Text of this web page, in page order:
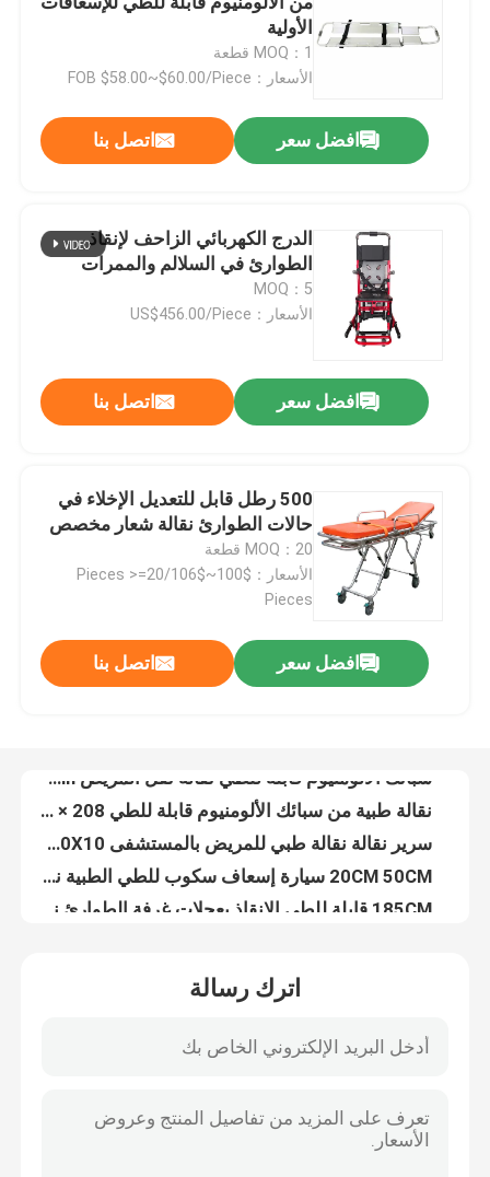
المنزل
فيديوهات
جولة في المصنع
مراقبة الجودة
الأولية
MOQ：1 قطعة
الأسعار：FOB $58.00~$60.00/Piece
افضل سعر اتصل بنا
الدرج الكهربائي الزاحف لإنقاذ
الطوارئ في السلالم والممرات
MOQ：5
الأسعار：US$456.00/Piece
افضل سعر اتصل بنا
500 رطل قابل للتعديل الإخلاء في
حالات الطوارئ نقالة شعار مخصص
MOQ：20 قطعة
الأسعار：$100~$106/Pieces >=20
Pieces
افضل سعر اتصل بنا
نقالة سيارة إسعاف قابلة للطي 75 درجة لإنقاذ الطوارئ 190 سم
اترك رسالة